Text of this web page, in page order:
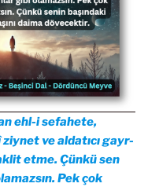
ehl-i sefahete,
ve aldatıcı gayr-
etme. Çünkü sen
Pek çok